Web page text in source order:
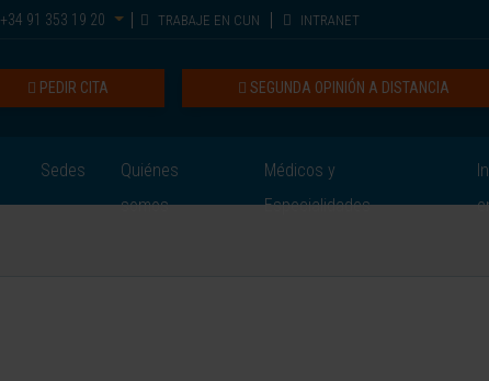
+34 91 353 19 20 TRABAJE EN CUN INTRANET
SEGUNDA OPINIÓN A DISTANCIA
PEDIR CITA
Sedes
Quiénes
somos
Médicos y
Especialidades